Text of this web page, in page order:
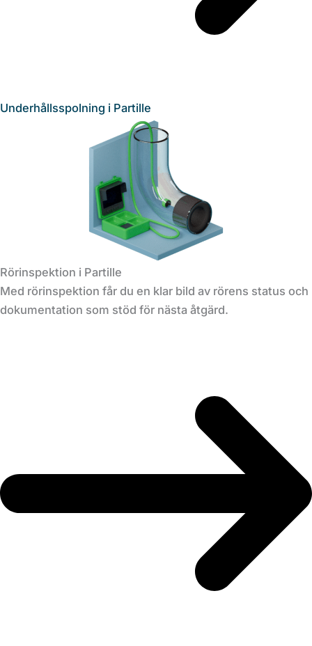
Underhållsspolning i Partille
Rörinspektion i Partille
Med rörinspektion får du en klar bild av rörens status och
dokumentation som stöd för nästa åtgärd.